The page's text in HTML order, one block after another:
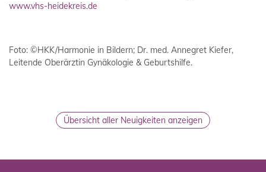
www.vhs-heidekreis.de
Foto: ©HKK/Harmonie in Bildern; Dr. med. Annegret Kiefer,
Leitende Oberärztin Gynäkologie & Geburtshilfe.
Übersicht aller Neuigkeiten anzeigen